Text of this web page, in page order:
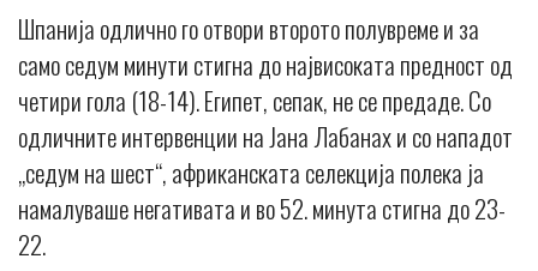
Шпанија одлично го отвори второто полувреме и за
само седум минути стигна до највисоката предност од
четири гола (18-14). Египет, сепак, не се предаде. Со
одличните интервенции на Јана Лабанах и со нападот
„седум на шест“, африканската селекција полека ја
намалуваше негативата и во 52. минута стигна до 23-
22.